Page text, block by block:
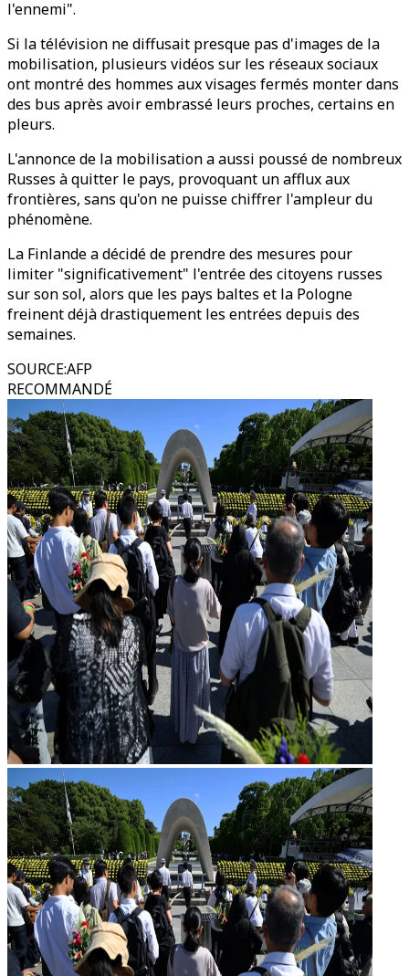
l'ennemi".
Si la télévision ne diffusait presque pas d'images de la
mobilisation, plusieurs vidéos sur les réseaux sociaux
ont montré des hommes aux visages fermés monter dans
des bus après avoir embrassé leurs proches, certains en
pleurs.
L'annonce de la mobilisation a aussi poussé de nombreux
Russes à quitter le pays, provoquant un afflux aux
frontières, sans qu'on ne puisse chiffrer l'ampleur du
phénomène.
La Finlande a décidé de prendre des mesures pour
limiter "significativement" l'entrée des citoyens russes
sur son sol, alors que les pays baltes et la Pologne
freinent déjà drastiquement les entrées depuis des
semaines.
SOURCE:AFP
RECOMMANDÉ